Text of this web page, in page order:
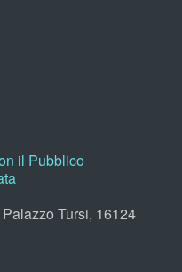
il Pubblico
Tursi, 16124